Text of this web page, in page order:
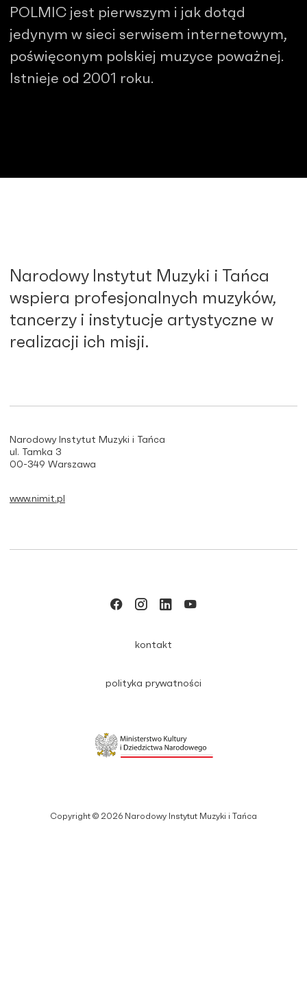
POLMIC jest pierwszym i jak dotąd
jedynym w sieci serwisem internetowym,
poświęconym polskiej muzyce poważnej.
Istnieje od 2001 roku.
Narodowy Instytut Muzyki i Tańca
wspiera profesjonalnych muzyków,
tancerzy i instytucje artystyczne w
realizacji ich misji.
Narodowy Instytut Muzyki i Tańca
ul. Tamka 3
00-349 Warszawa
www.nimit.pl
Copyright © 2026 Narodowy Instytut Muzyki i Tańca
kontakt
polityka prywatności